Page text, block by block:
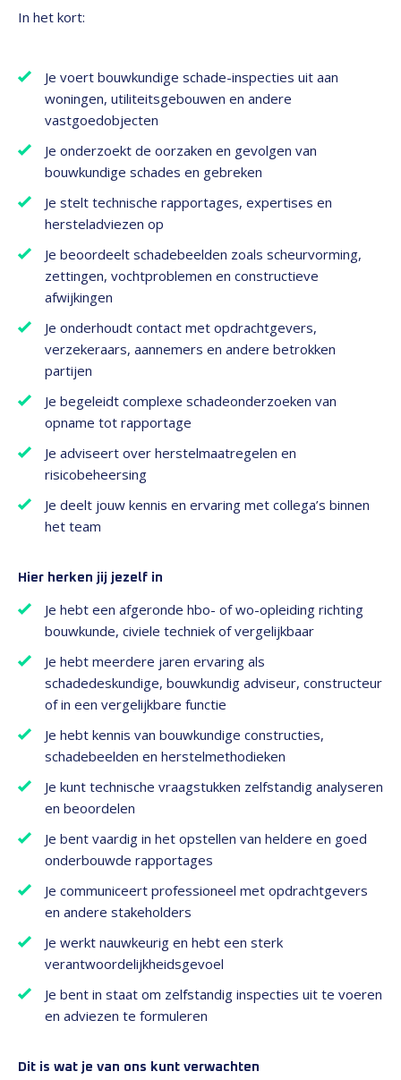
In het kort:
Je voert bouwkundige schade-inspecties uit aan
woningen, utiliteitsgebouwen en andere
vastgoedobjecten
Je onderzoekt de oorzaken en gevolgen van
bouwkundige schades en gebreken
Je stelt technische rapportages, expertises en
hersteladviezen op
Je beoordeelt schadebeelden zoals scheurvorming,
zettingen, vochtproblemen en constructieve
afwijkingen
Je onderhoudt contact met opdrachtgevers,
verzekeraars, aannemers en andere betrokken
partijen
Je begeleidt complexe schadeonderzoeken van
opname tot rapportage
Je adviseert over herstelmaatregelen en
risicobeheersing
Je deelt jouw kennis en ervaring met collega’s binnen
het team
Hier herken jij jezelf in
Je hebt een afgeronde hbo- of wo-opleiding richting
bouwkunde, civiele techniek of vergelijkbaar
Je hebt meerdere jaren ervaring als
schadedeskundige, bouwkundig adviseur, constructeur
of in een vergelijkbare functie
Je hebt kennis van bouwkundige constructies,
schadebeelden en herstelmethodieken
Je kunt technische vraagstukken zelfstandig analyseren
en beoordelen
Je bent vaardig in het opstellen van heldere en goed
onderbouwde rapportages
Je communiceert professioneel met opdrachtgevers
en andere stakeholders
Je werkt nauwkeurig en hebt een sterk
verantwoordelijkheidsgevoel
Je bent in staat om zelfstandig inspecties uit te voeren
en adviezen te formuleren
Dit is wat je van ons kunt verwachten